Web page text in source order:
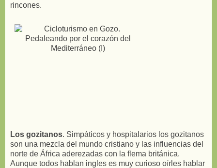
rincones.
Los gozitanos. Simpáticos y hospitalarios los gozitanos
son una mezcla del mundo cristiano y las influencias del
norte de África aderezadas con la flema británica.
Aunque todos hablan ingles es muy curioso oírles hablar